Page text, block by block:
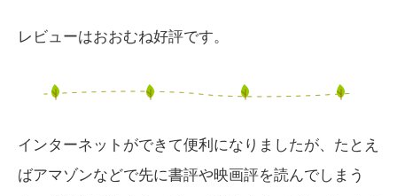
レビューはおおむね好評です。
インターネットができて便利になりましたが、たとえ
ばアマゾンなどで先に書評や映画評を読んでしまう